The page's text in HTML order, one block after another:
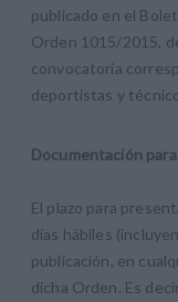
publicado en el
Orden 1015/2015,
convocatoria
deportistas y
Documentación
El plazo para
días hábiles
publicación, en
dicha Orden. Es